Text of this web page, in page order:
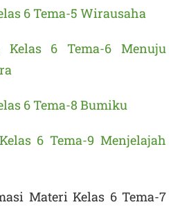
6 Tema-5 Wirausaha
Kelas 6 Tema-6 Menuju
6 Tema-8 Bumiku
6 Tema-9 Menjelajah
Materi Kelas 6 Tema-7